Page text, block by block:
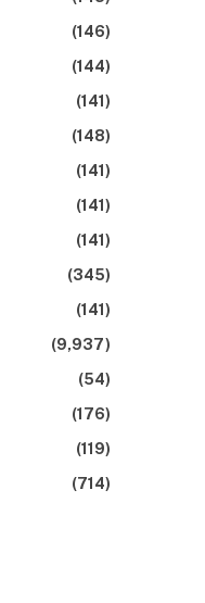
(146)
(144)
(141)
(148)
(141)
(141)
(141)
(345)
(141)
(9,937)
(54)
(176)
(119)
(714)